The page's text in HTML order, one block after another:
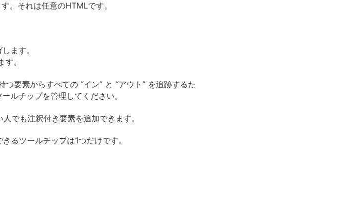
。それは任意のHTMLです。
ます。
す。
つ要素からすべての “イン” と “アウト” を追跡するた
ルチップを管理してください。
でも注釈付き要素を追加できます。
るツールチップは1つだけです。